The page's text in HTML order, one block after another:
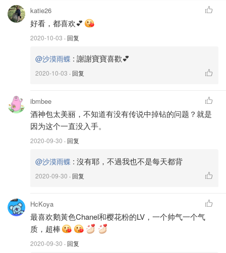
沙漠雨蝶 12
一隻桃紅，一隻櫻花粉
櫃姐說櫻花粉是今年的新色，我感覺有一點偏光，在陽
在法國買WOC超級划算，在美國的價錢是2500加稅，在
巴黎買算上退稅之後價格只有1948。
3. Louis Vuitton Saint Michel 櫻花粉
推薦指數：🌟🌟🌟🌟🌟
下。價錢比Chanel WOC還要便宜。剛剛去查了官網好像已
經discontinued, 不過二手市場還有在賣。
katie26
好看，都喜欢💕
2020-10-03 · 回复
@沙漠雨蝶 : 謝謝寶寶喜歡💕
2020-10-03 · 回复
ibmbee
酒神包太美丽，不知道有没有传说中掉钻的问题？就是
因为这个一直没入手。
2020-09-30 · 回复
@沙漠雨蝶 : 沒有耶，不過我也不是每天都背
2020-09-30 · 回复
HcKoya
最喜欢鹅黃色Chanel和樱花粉的LV，一个帅气一个气
质，超棒
2020-09-30 · 回复